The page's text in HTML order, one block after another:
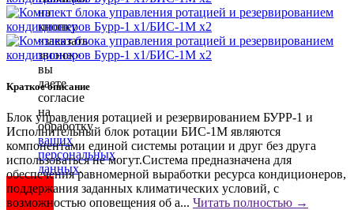
на
кнопку
«заказать
звонок»
вы
даете
согласие
на
обработку
ваших
персональных
данных.
Краткое описание
Блок управления ротацией и резервированием БУРР-1 и
Исполнительный блок ротации БИС-1М являются
компонентами единой системы ротации и друг без друга
использоваться не могут.Система предназначена для
обеспечения равномерной выработки ресурса кондиционеров,
поддержания заданных климатических условий, с
возможностью оповещения об а... Читать полностью →